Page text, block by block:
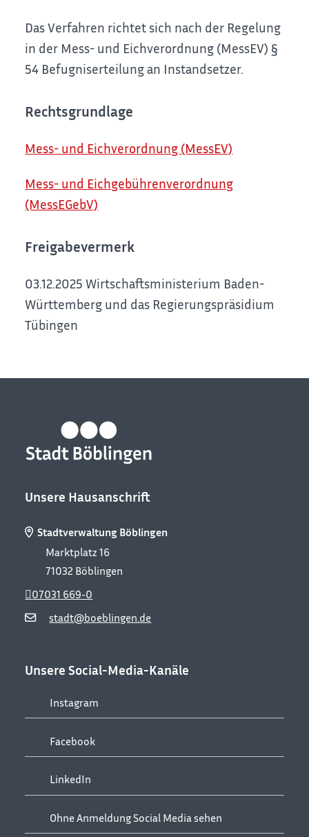
Das Verfahren richtet sich nach der Regelung
in der Mess- und Eichverordnung (MessEV) §
54 Befugniserteilung an Instandsetzer.
Rechtsgrundlage
Mess- und Eichverordnung (MessEV)
Mess- und Eichgebührenverordnung
(MessEGebV)
Freigabevermerk
03.12.2025 Wirtschaftsministerium Baden-
Württemberg und das Regierungspräsidium
Tübingen
Unsere Hausanschrift
Stadtverwaltung Böblingen
Marktplatz 16
71032 Böblingen
stadt@boeblingen.de
07031 669-0
Unsere Social-Media-Kanäle
Instagram
Facebook
LinkedIn
Ohne Anmeldung Social Media sehen